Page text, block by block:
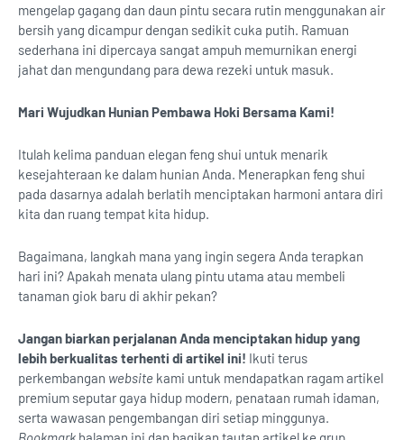
mengelap gagang dan daun pintu secara rutin menggunakan air
bersih yang dicampur dengan sedikit cuka putih. Ramuan
sederhana ini dipercaya sangat ampuh memurnikan energi
jahat dan mengundang para dewa rezeki untuk masuk.
Mari Wujudkan Hunian Pembawa Hoki Bersama Kami!
Itulah kelima panduan elegan feng shui untuk menarik
kesejahteraan ke dalam hunian Anda. Menerapkan feng shui
pada dasarnya adalah berlatih menciptakan harmoni antara diri
kita dan ruang tempat kita hidup.
Bagaimana, langkah mana yang ingin segera Anda terapkan
hari ini? Apakah menata ulang pintu utama atau membeli
tanaman giok baru di akhir pekan?
Jangan biarkan perjalanan Anda menciptakan hidup yang
lebih berkualitas terhenti di artikel ini! Ikuti terus
perkembangan website kami untuk mendapatkan ragam artikel
premium seputar gaya hidup modern, penataan rumah idaman,
serta wawasan pengembangan diri setiap minggunya.